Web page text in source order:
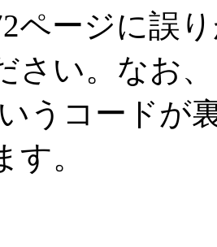
ページに誤
さい。なお
うコードが
す。